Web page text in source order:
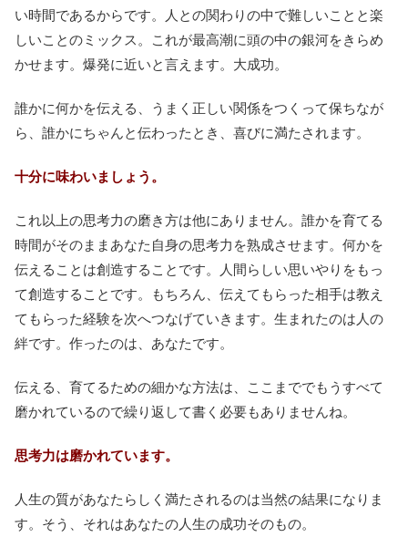
い時間であるからです。人との関わりの中で難しいことと楽
しいことのミックス。これが最高潮に頭の中の銀河をきらめ
かせます。爆発に近いと言えます。大成功。
誰かに何かを伝える、うまく正しい関係をつくって保ちなが
ら、誰かにちゃんと伝わったとき、喜びに満たされます。
十分に味わいましょう。
これ以上の思考力の磨き方は他にありません。誰かを育てる
時間がそのままあなた自身の思考力を熟成させます。何かを
伝えることは創造することです。人間らしい思いやりをもっ
て創造することです。もちろん、伝えてもらった相手は教え
てもらった経験を次へつなげていきます。生まれたのは人の
絆です。作ったのは、あなたです。
伝える、育てるための細かな方法は、ここまででもうすべて
磨かれているので繰り返して書く必要もありませんね。
思考力は磨かれています。
人生の質があなたらしく満たされるのは当然の結果になりま
す。そう、それはあなたの人生の成功そのもの。